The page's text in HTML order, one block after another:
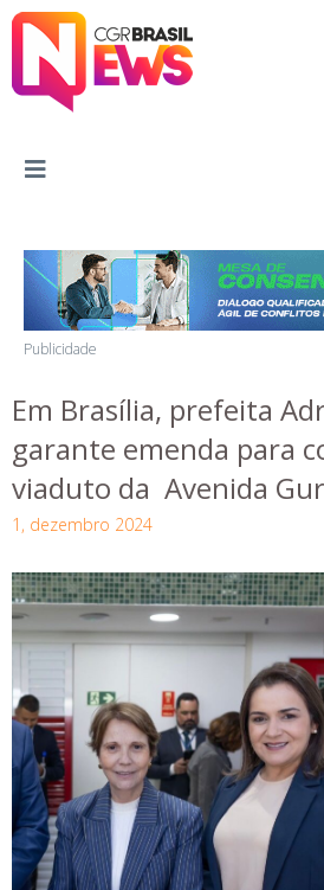
Publicidade
Em Brasília, prefeita
garante emenda para
viaduto da Avenida
1, dezembro 2024